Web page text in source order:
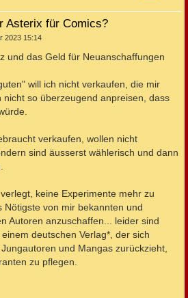
Asterix für Comics?
2023 15:14
und das Geld für Neuanschaffungen
will ich nicht verkaufen, die mir
nicht so überzeugend anpreisen, dass
verkaufen, wollen nicht
sind äusserst wählerisch und dann
keine Experimente mehr zu
Nötigste von mir bekannten und
Autoren anzuschaffen... leider sind
deutschen Verlag*, der sich
und Mangas zurückzieht,
zu pflegen.